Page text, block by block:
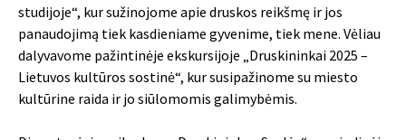
studijoje“, kur sužinojome apie druskos reikšmę ir jos
panaudojimą tiek kasdieniame gyvenime, tiek mene. Vėliau
dalyvavome pažintinėje ekskursijoje „Druskininkai 2025 –
Lietuvos kultūros sostinė“, kur susipažinome su miesto
kultūrine raida ir jo siūlomomis galimybėmis.